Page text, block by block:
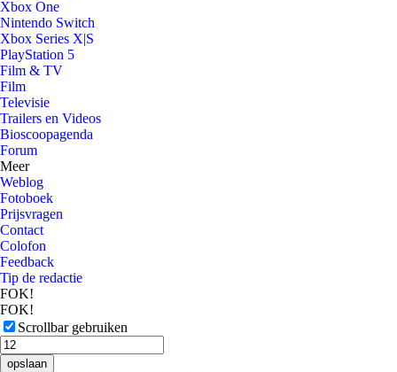
Xbox One
Nintendo Switch
Xbox Series X|S
PlayStation 5
Film & TV
Film
Televisie
Trailers en Videos
Bioscoopagenda
Forum
Meer
Weblog
Fotoboek
Prijsvragen
Contact
Colofon
Feedback
Tip de redactie
FOK!
FOK!
Scrollbar gebruiken
opslaan